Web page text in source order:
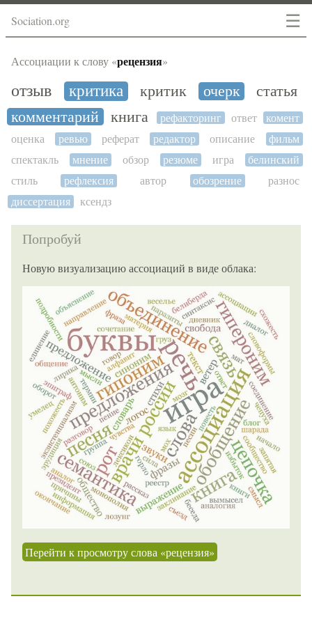
☰
Sociation.org
Ассоциации к слову «рецензия»
отзыв критика критик очерк
статья
комментарий
книга рефакторинг ответ
комент
оценка
ревью реферат редактор описание
фильм
спектакль
мнение обзор резюме игра
белинский
стиль
рефлексия автор обозрение
разнос
диссертация
ксендз
Попробуй
Новую визуализацию ассоциаций в виде облака:
Перейти к просмотру слова «рецензия»